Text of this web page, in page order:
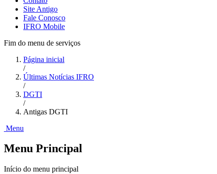
Site Antigo
Fale Conosco
IFRO Mobile
Fim do menu de serviços
Página inicial
/
Últimas Notícias IFRO
/
DGTI
/
Antigas DGTI
Menu
Menu Principal
Início do menu principal